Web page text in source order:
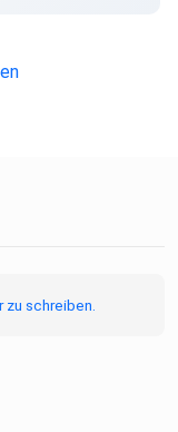
zu schreiben.